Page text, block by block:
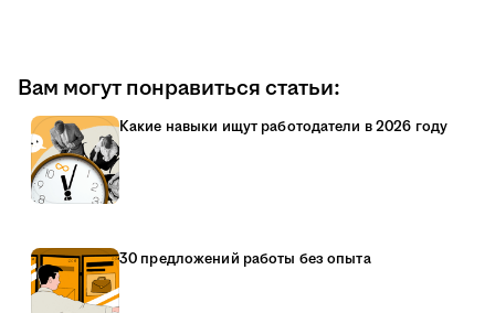
Вам могут понравиться статьи:
Какие навыки ищут работодатели в 2026 году
30 предложений работы без опыта